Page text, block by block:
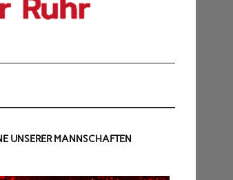
UNSERER MANNSCHAFTEN